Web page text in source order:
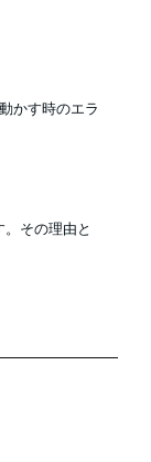
かす時のエラ
その理由と